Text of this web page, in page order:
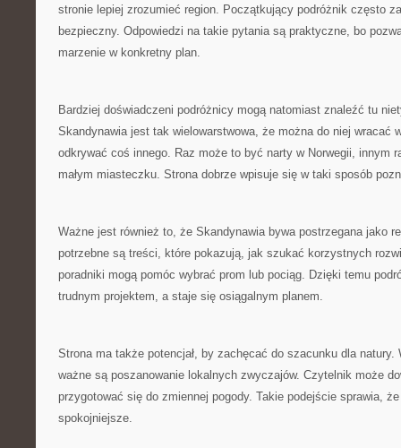
stronie lepiej zrozumieć region. Początkujący podróżnik często
bezpieczny. Odpowiedzi na takie pytania są praktyczne, bo
marzenie w konkretny plan.
Bardziej doświadczeni podróżnicy mogą natomiast znaleźć tu
Skandynawia jest tak wielowarstwowa, że można do niej wracać
odkrywać coś innego. Raz może to być narty w Norwegii, innym
małym miasteczku. Strona dobrze wpisuje się w taki sposób
Ważne jest również to, że Skandynawia bywa postrzegana jako
potrzebne są treści, które pokazują, jak szukać korzystnych
poradniki mogą pomóc wybrać prom lub pociąg. Dzięki temu
trudnym projektem, a staje się osiągalnym planem.
Strona ma także potencjał, by zachęcać do szacunku dla
ważne są poszanowanie lokalnych zwyczajów. Czytelnik może
przygotować się do zmiennej pogody. Takie podejście sprawia,
spokojniejsze.